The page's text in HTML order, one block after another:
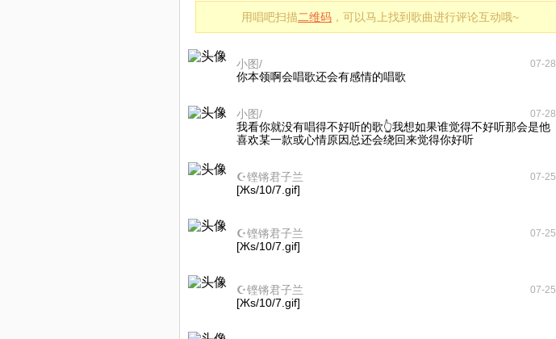
用唱吧扫描二维码 ，可以马上找到歌曲进行评论互动哦~
小图/ 07-28
你本领啊会唱歌还会有感情的唱歌
小图/ 07-28
我看你就没有唱得不好听的歌👆我想如果谁觉得不好听那会是他
喜欢某一款或心情原因总还会绕回来觉得你好听
☪️铿锵君子兰 07-25
[Жs/10/7.gif]
☪️铿锵君子兰 07-25
[Жs/10/7.gif]
☪️铿锵君子兰 07-25
[Жs/10/7.gif]